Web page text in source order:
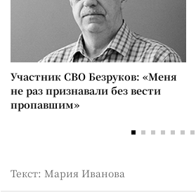
Участник СВО Безруков: «Меня
не раз признавали без вести
пропавшим»
Текст: Мария Иванова